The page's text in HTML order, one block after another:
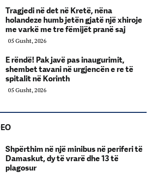
Tragjedi në det në Kretë, nëna
holandeze humb jetën gjatë një xhiroje
me varkë me tre fëmijët pranë saj
05 Gusht, 2026
E rëndë! Pak javë pas inaugurimit,
shembet tavani në urgjencën e re të
spitalit në Korinth
05 Gusht, 2026
Shpërthim në një minibus në periferi të
Damaskut, dy të vrarë dhe 13 të
plagosur